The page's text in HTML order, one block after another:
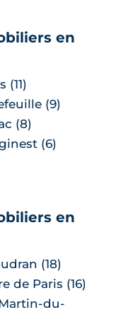
en
(11)
(9)
(8)
(6)
(6)
(6)
de-
Tolosane (4)
Saint-
en
(18)
de Paris (16)
du-